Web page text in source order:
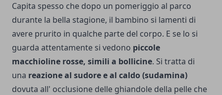
Capita spesso che dopo un pomeriggio al parco
durante la bella stagione, il bambino si lamenti di
avere prurito in qualche parte del corpo. E se lo si
guarda attentamente si vedono piccole
macchioline rosse, simili a bollicine. Si tratta di
una reazione al sudore e al caldo (sudamina)
dovuta all' occlusione delle ghiandole della pelle che